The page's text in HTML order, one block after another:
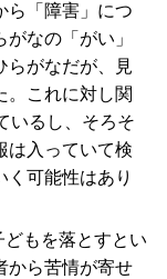
ら「障害」につ
なの「がい」
らがなだが、見
。これに対し関
いるし、そろそ
は入っていて検
く可能性はあり
もを落とすとい
から苦情が寄せ